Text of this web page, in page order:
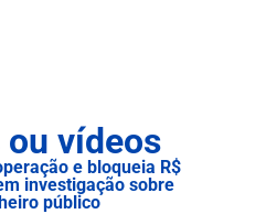
vídeos
e bloqueia R$
investigação sobre
público